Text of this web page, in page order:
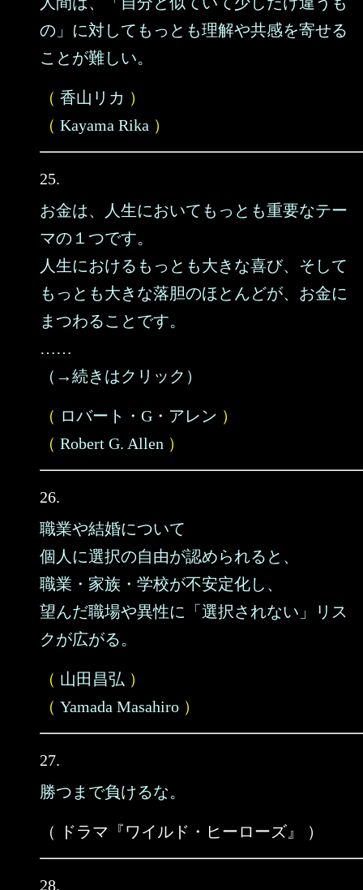
の」に対してもっとも理解や共感を寄せる
ことが難しい。
（ 香山リカ ）
（ Kayama Rika ）
25.
お金は、人生においてもっとも重要なテー
マの１つです。
人生におけるもっとも大きな喜び、そして
もっとも大きな落胆のほとんどが、お金に
まつわることです。
……
（→続きはクリック）
（ ロバート・G・アレン ）
（ Robert G. Allen ）
26.
職業や結婚について
個人に選択の自由が認められると、
職業・家族・学校が不安定化し、
望んだ職場や異性に「選択されない」リス
クが広がる。
（ 山田昌弘 ）
（ Yamada Masahiro ）
27.
勝つまで負けるな。
（ ドラマ『ワイルド・ヒーローズ』 ）
28.